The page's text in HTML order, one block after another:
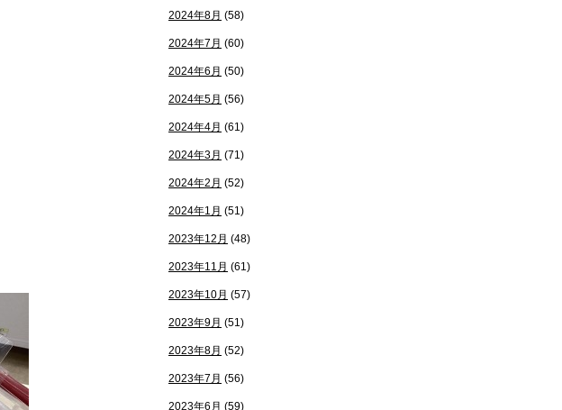
2024年8月 (58)
2024年7月 (60)
2024年6月 (50)
2024年5月 (56)
2024年4月 (61)
2024年3月 (71)
2024年2月 (52)
2024年1月 (51)
2023年12月 (48)
2023年11月 (61)
2023年10月 (57)
2023年9月 (51)
2023年8月 (52)
2023年7月 (56)
2023年6月 (59)